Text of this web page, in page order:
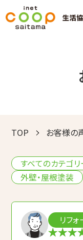
サービスのご案内
施工事例
お客様の声
コープ de リフォ
0120-
TOP お客様の
すべてのカテゴリ
外壁・屋根塗装
リフォ